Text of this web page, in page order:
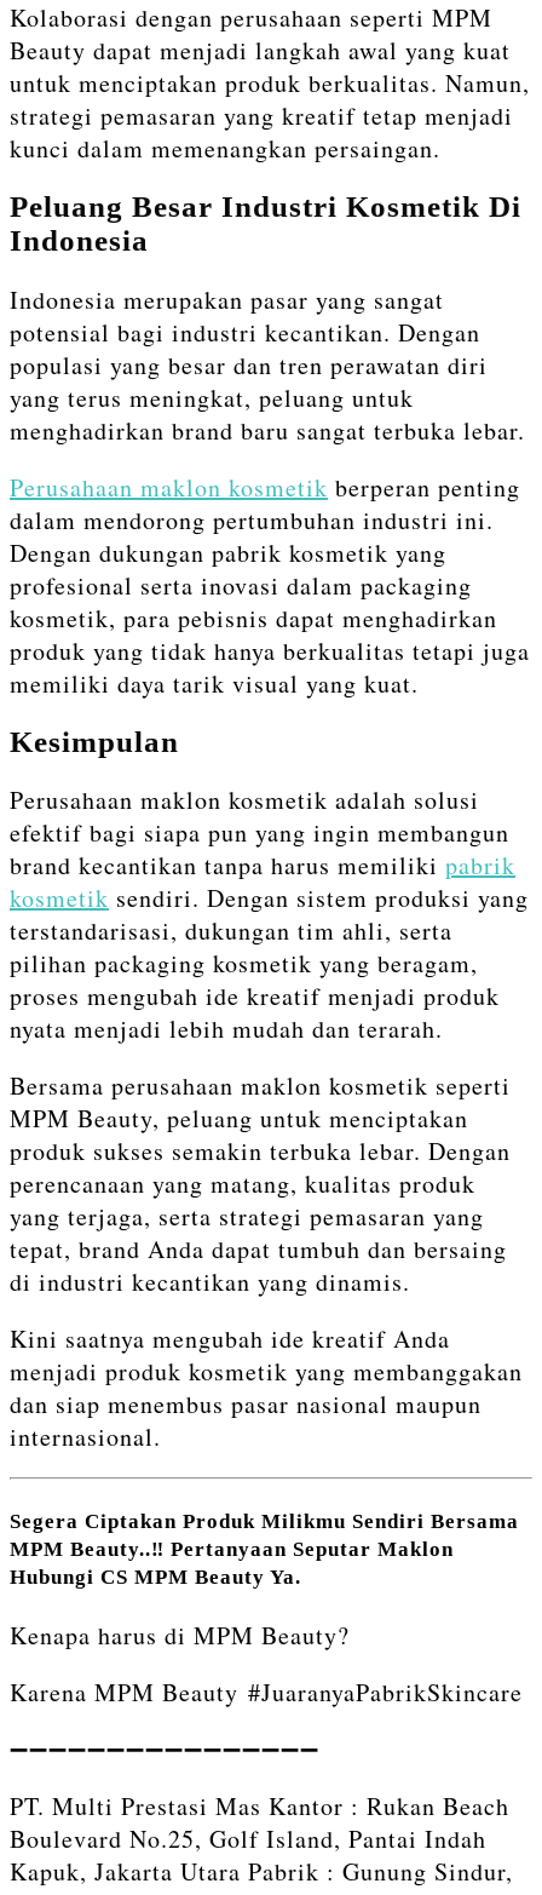
Kolaborasi dengan perusahaan seperti MPM
Beauty dapat menjadi langkah awal yang kuat
untuk menciptakan produk berkualitas. Namun,
strategi pemasaran yang kreatif tetap menjadi
kunci dalam memenangkan persaingan.
Peluang Besar Industri Kosmetik Di
Indonesia
Indonesia merupakan pasar yang sangat
potensial bagi industri kecantikan. Dengan
populasi yang besar dan tren perawatan diri
yang terus meningkat, peluang untuk
menghadirkan brand baru sangat terbuka lebar.
Perusahaan maklon kosmetik berperan penting
dalam mendorong pertumbuhan industri ini.
Dengan dukungan pabrik kosmetik yang
profesional serta inovasi dalam packaging
kosmetik, para pebisnis dapat menghadirkan
produk yang tidak hanya berkualitas tetapi juga
memiliki daya tarik visual yang kuat.
Kesimpulan
Perusahaan maklon kosmetik adalah solusi
efektif bagi siapa pun yang ingin membangun
brand kecantikan tanpa harus memiliki pabrik
kosmetik sendiri. Dengan sistem produksi yang
terstandarisasi, dukungan tim ahli, serta
pilihan packaging kosmetik yang beragam,
proses mengubah ide kreatif menjadi produk
nyata menjadi lebih mudah dan terarah.
Bersama perusahaan maklon kosmetik seperti
MPM Beauty, peluang untuk menciptakan
produk sukses semakin terbuka lebar. Dengan
perencanaan yang matang, kualitas produk
yang terjaga, serta strategi pemasaran yang
tepat, brand Anda dapat tumbuh dan bersaing
di industri kecantikan yang dinamis.
Kini saatnya mengubah ide kreatif Anda
menjadi produk kosmetik yang membanggakan
dan siap menembus pasar nasional maupun
internasional.
Segera Ciptakan Produk Milikmu Sendiri Bersama
MPM Beauty..‼️ Pertanyaan Seputar Maklon
Hubungi CS MPM Beauty Ya.
Kenapa harus di MPM Beauty?
Karena MPM Beauty #JuaranyaPabrikSkincare
➖➖➖➖➖➖➖➖➖➖➖➖➖➖➖➖⁣⁣
PT. Multi Prestasi Mas Kantor : Rukan Beach
Boulevard No.25, Golf Island, Pantai Indah
Kapuk, Jakarta Utara Pabrik : Gunung Sindur,